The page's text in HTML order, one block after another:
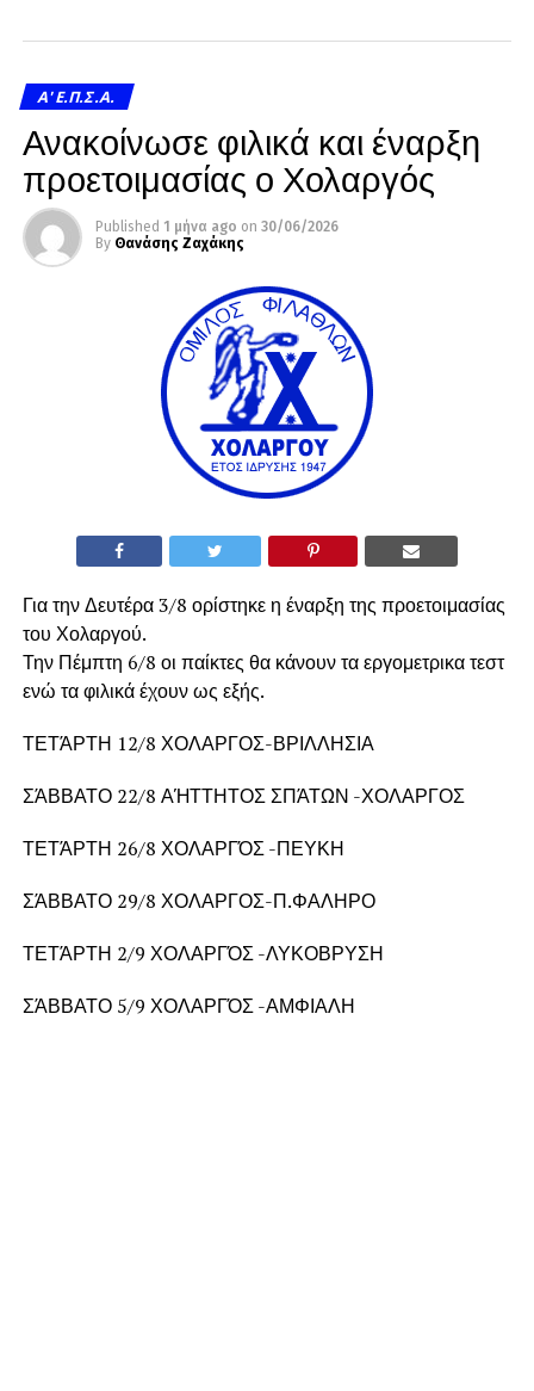
A' Ε.Π.Σ.Α.
Ανακοίνωσε φιλικά και έναρξη
προετοιμασίας ο Χολαργός
Published 1 μήνα ago on 30/06/2026
By Θανάσης Ζαχάκης
Για την Δευτέρα 3/8 ορίστηκε η έναρξη της προετοιμασίας
του Χολαργού.
Την Πέμπτη 6/8 οι παίκτες θα κάνουν τα εργομετρικα τεστ
ενώ τα φιλικά έχουν ως εξής.
ΤΕΤΆΡΤΗ 12/8 ΧΟΛΑΡΓΟΣ-ΒΡΙΛΛΗΣΙΑ
ΣΆΒΒΑΤΟ 22/8 ΑΉΤΤΗΤΟΣ ΣΠΆΤΩΝ -ΧΟΛΑΡΓΟΣ
ΤΕΤΆΡΤΗ 26/8 ΧΟΛΑΡΓΌΣ -ΠΕΥΚΗ
ΣΆΒΒΑΤΟ 29/8 ΧΟΛΑΡΓΟΣ-Π.ΦΑΛΗΡΟ
ΤΕΤΆΡΤΗ 2/9 ΧΟΛΑΡΓΌΣ -ΛΥΚΟΒΡΥΣΗ
ΣΆΒΒΑΤΟ 5/9 ΧΟΛΑΡΓΌΣ -ΑΜΦΙΑΛΗ